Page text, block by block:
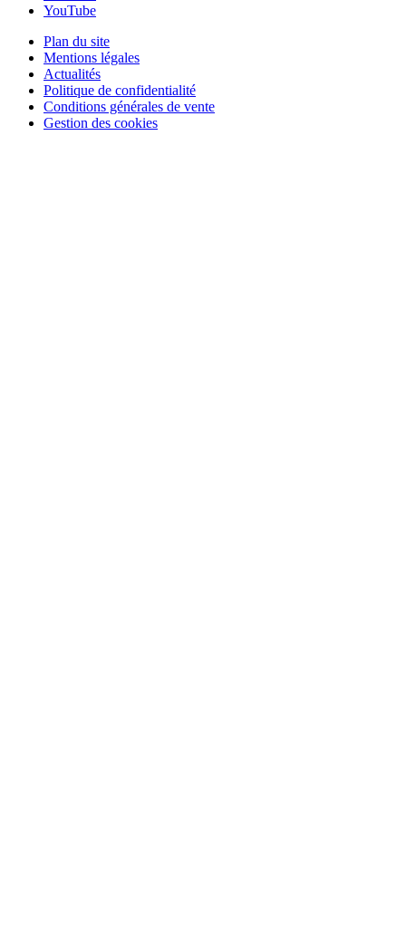
YouTube
Plan du site
Mentions légales
Actualités
Politique de confidentialité
Conditions générales de vente
Gestion des cookies